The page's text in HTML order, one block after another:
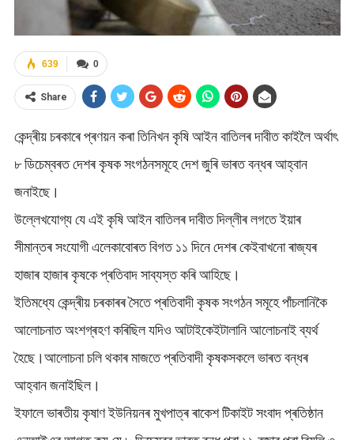
0
639
Share
কেন্দ্ৰীয় চৰকাৰে প্ৰণয়ন কৰা তিনিখন কৃষি আইন বাতিলৰ দাবীত কাইলৈ অৰ্থাৎ
৮ ডিচেম্বৰত দেশৰ কৃষক সংগঠনসমূহে দেশ জুৰি ভাৰত বন্ধৰ আহ্বান
জনাইছে।
উল্লেখযোগ্য যে এই কৃষি আইন বাতিলৰ দাবীত দিল্লীৰ লগতে ইয়াৰ
সীমান্তৰ সংযোগী এলেকাবোৰত বিগত ১১ দিনে দেশৰ কেইবাখনো ৰাজ্যৰ
হাজাৰ হাজাৰ কৃষকে প্ৰতিবাদ সাব্যস্ত কৰি আহিছে।
ইতিমধ্যে কেন্দ্ৰীয় চৰকাৰৰ সৈতে প্ৰতিবাদী কৃষক সংগঠন সমূহে পাঁচলানিকৈ
আলোচনাত অংশগ্ৰহণ কৰিছিল যদিও আটাইকেইটালানি আলোচনাই ব্যৰ্থ
হৈছে।আলোচনা চলি থকাৰ মাজতে প্ৰতিবাদী কৃষকসকলে ভাৰত বন্ধৰ
আহ্বান জনাইছিল।
ইফালে ভাৰতীয় কৃষাণ ইউনিয়নৰ মুখপাত্ৰ ৰাকেশ টিকাইট সংবাদ প্ৰতিষ্ঠান